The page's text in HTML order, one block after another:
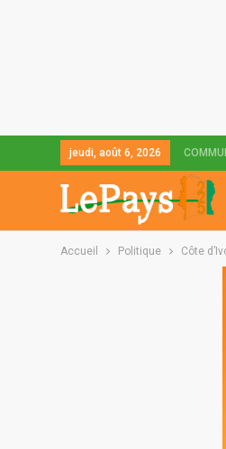
jeudi, août 6, 2026
Accueil Politique Côte